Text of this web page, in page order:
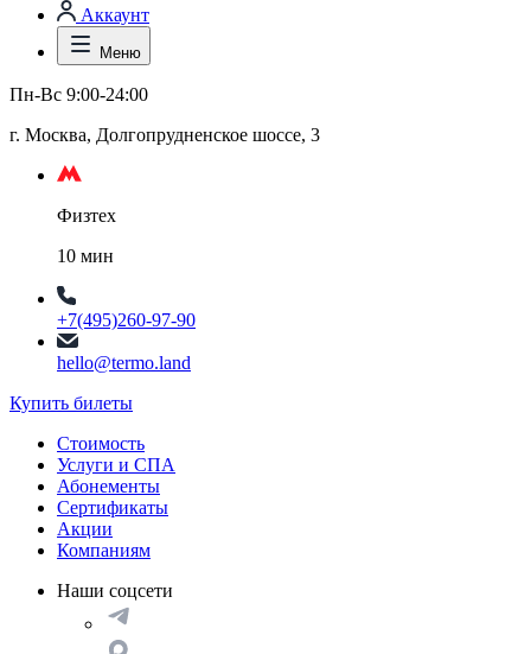
Аккаунт
Меню
Пн-Вс 9:00-24:00
г. Москва, Долгопрудненское шоссе, 3
Физтех
10 мин
+7(495)260-97-90
hello@termo.land
Купить билеты
Стоимость
Услуги и СПА
Абонементы
Сертификаты
Акции
Компаниям
Наши соцсети